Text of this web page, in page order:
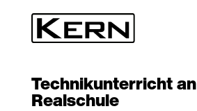
Technikunterricht an
Realschule